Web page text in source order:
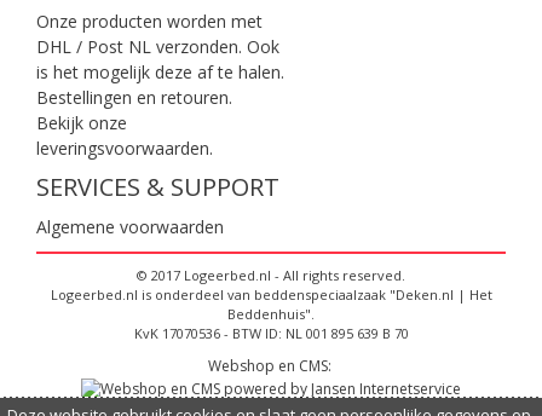
Onze producten worden met
DHL / Post NL verzonden. Ook
is het mogelijk deze af te halen.
Bestellingen en retouren.
Bekijk onze
leveringsvoorwaarden.
SERVICES & SUPPORT
Algemene voorwaarden
© 2017 Logeerbed.nl - All rights reserved.
Logeerbed.nl is onderdeel van beddenspeciaalzaak "Deken.nl | Het
Beddenhuis".
KvK 17070536 - BTW ID: NL 001 895 639 B 70
Webshop en CMS: